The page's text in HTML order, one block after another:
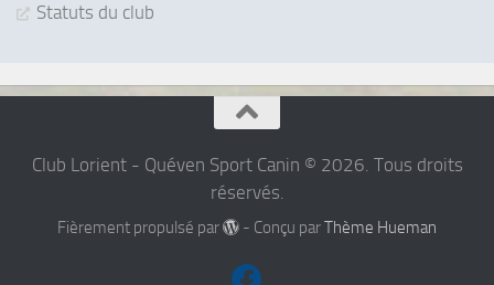
Statuts du club
Club Lorient - Quéven Sport Canin © 2026. Tous droits
réservés.
Fièrement propulsé par - Conçu parThème Hueman